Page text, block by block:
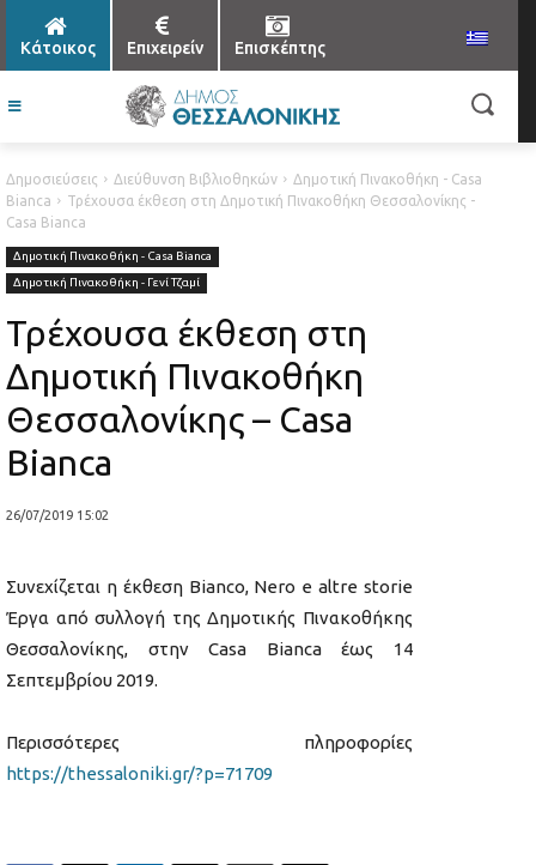
Κάτοικος Επιχειρείν Επισκέπτης
Δημοσιεύσεις Διεύθυνση Βιβλιοθηκών
Δημοτική Πινακοθήκη - Casa
Bianca
Τρέχουσα έκθεση στη Δημοτική Πινακοθήκη Θεσσαλονίκης -
Casa Bianca
Δημοτική Πινακοθήκη - Casa Bianca
Δημοτική Πινακοθήκη - Γενί Τζαμί
Τρέχουσα έκθεση στη
Δημοτική Πινακοθήκη
Θεσσαλονίκης – Casa
Bianca
26/07/2019 15:02
Συνεχίζεται η έκθεση Bianco, Nero e altre storie
Έργα από συλλογή της Δημοτικής Πινακοθήκης
Θεσσαλονίκης, στην Casa Bianca έως 14
Σεπτεμβρίου 2019.
Περισσότερες πληροφορίες
https://thessaloniki.gr/?p=71709